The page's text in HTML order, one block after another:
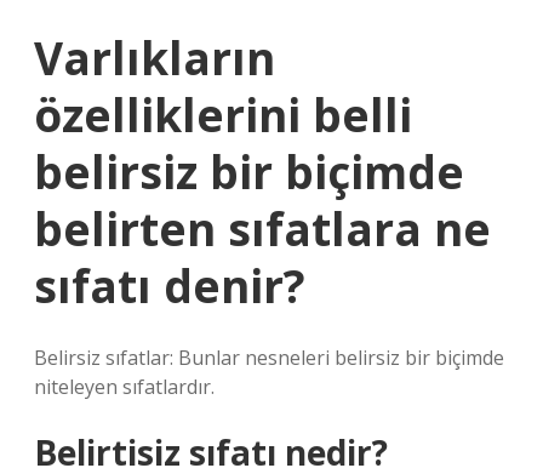
Varlıkların
özelliklerini belli
belirsiz bir biçimde
belirten sıfatlara ne
sıfatı denir?
Belirsiz sıfatlar: Bunlar nesneleri belirsiz bir biçimde
niteleyen sıfatlardır.
Belirtisiz sıfatı nedir?